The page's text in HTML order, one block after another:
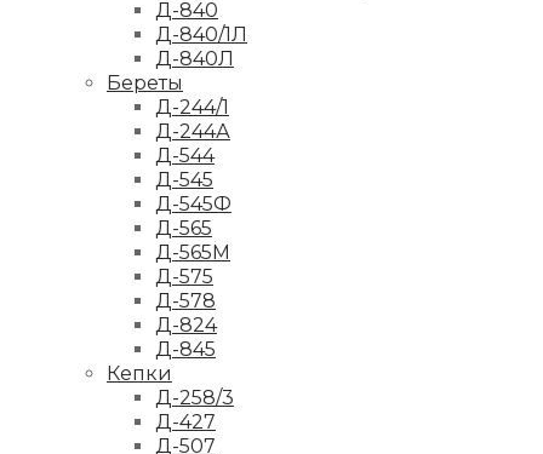
Д-840
Д-840/1Л
Д-840Л
Береты
Д-244/1
Д-244А
Д-544
Д-545
Д-545Ф
Д-565
Д-565М
Д-575
Д-578
Д-824
Д-845
Кепки
Д-258/3
Д-427
Д-507